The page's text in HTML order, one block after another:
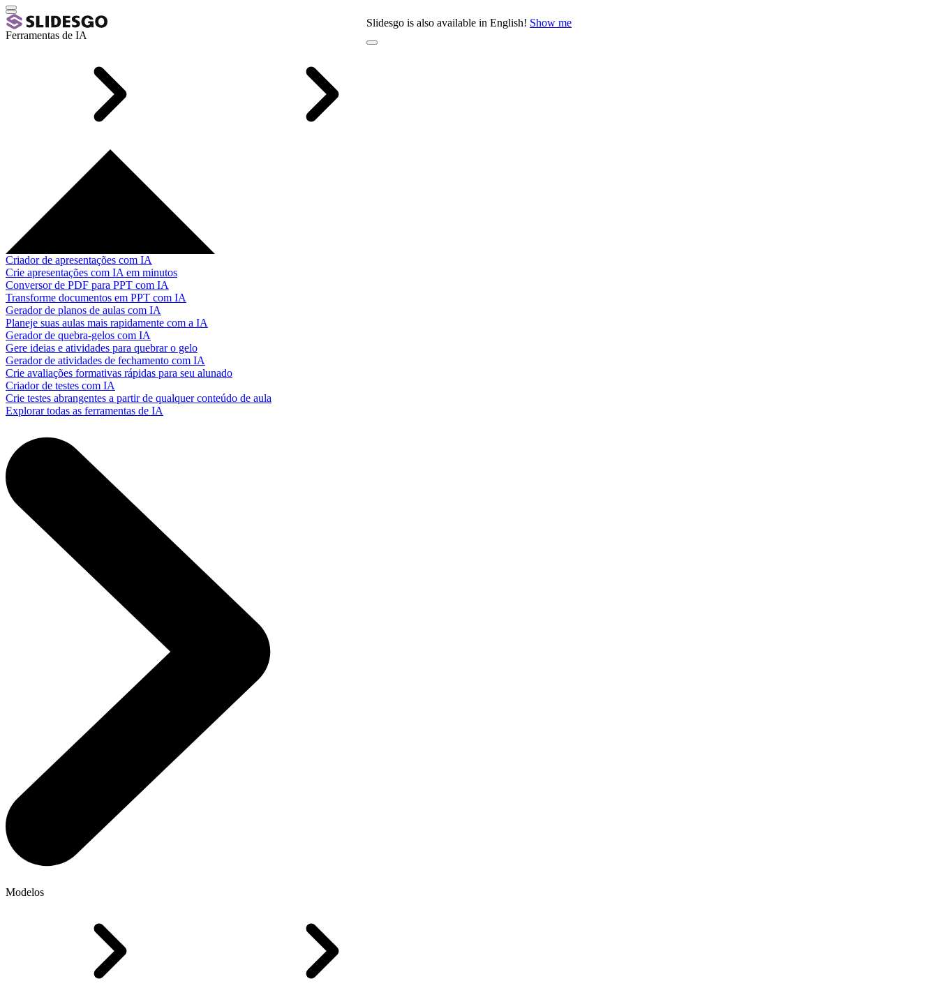
Slidesgo is also available in English! Show me
Ferramentas de IA
Criador de apresentações com IA
Crie apresentações com IA em minutos
Conversor de PDF para PPT com IA
Transforme documentos em PPT com IA
Gerador de planos de aulas com IA
Planeje suas aulas mais rapidamente com a IA
Gerador de quebra-gelos com IA
Gere ideias e atividades para quebrar o gelo
Gerador de atividades de fechamento com IA
Crie avaliações formativas rápidas para seu alunado
Criador de testes com IA
Crie testes abrangentes a partir de qualquer conteúdo de aula
Explorar todas as ferramentas de IA
Modelos